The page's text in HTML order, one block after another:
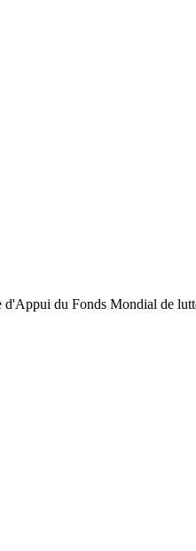
d'Appui du Fonds Mondial de